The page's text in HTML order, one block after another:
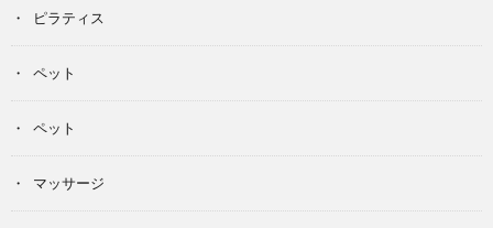
ピラティス
ペット
ペット
マッサージ